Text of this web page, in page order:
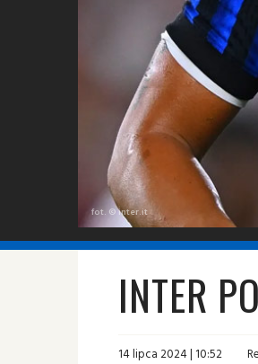
fot. © inter.it
INTER
14 lipca 2024 | 10:52